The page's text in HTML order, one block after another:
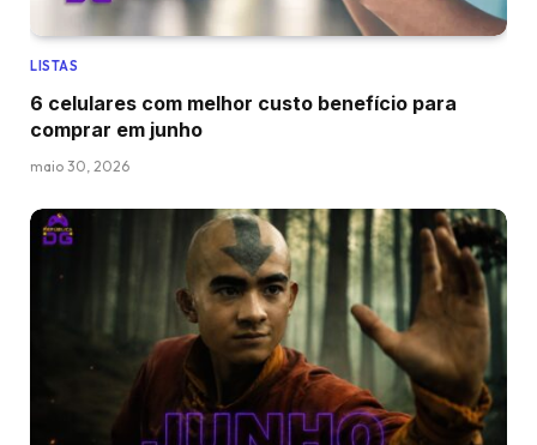
LISTAS
6 celulares com melhor custo benefício para
comprar em junho
maio 30, 2026